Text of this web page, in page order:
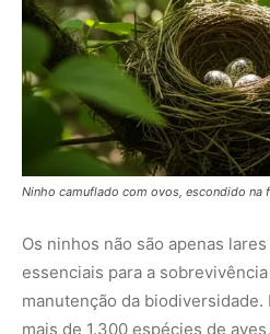
predadores, enquanto restos
o ciclo de nutrientes no solo.
ninhos
reflete a saúde do
degradadas oferecem menos
adequados, reduzindo o
Como proteger os
Proteger os locais de
conservação dasaves da
práticas incluem: